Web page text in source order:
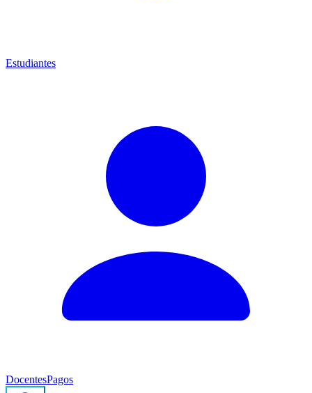
Estudiantes
DocentesPagos